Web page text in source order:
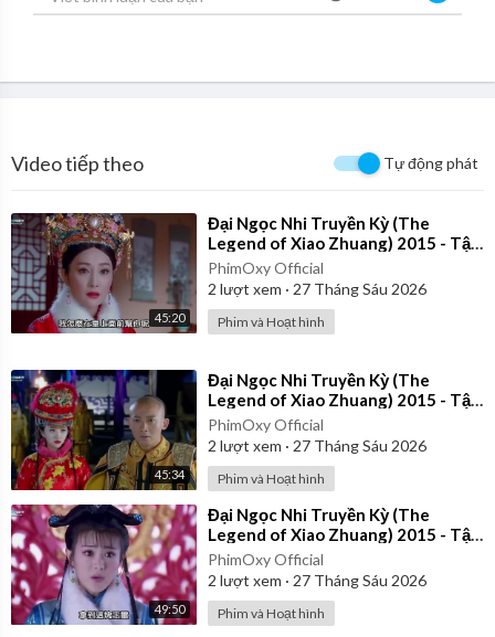
Video tiếp theo Tự động phát
45:20
⁣Đại Ngọc Nhi Truyền Kỳ (The
Legend of Xiao Zhuang) 2015 - Tập
32 | Lồng Tiếng
PhimOxy Official
2 lượt xem · 27 Tháng Sáu 2026
Phim và Hoạt hình
45:34
⁣Đại Ngọc Nhi Truyền Kỳ (The
Legend of Xiao Zhuang) 2015 - Tập
21 | Lồng Tiếng
PhimOxy Official
2 lượt xem · 27 Tháng Sáu 2026
Phim và Hoạt hình
49:50
⁣Đại Ngọc Nhi Truyền Kỳ (The
Legend of Xiao Zhuang) 2015 - Tập
24 | Lồng Tiếng
PhimOxy Official
2 lượt xem · 27 Tháng Sáu 2026
Phim và Hoạt hình